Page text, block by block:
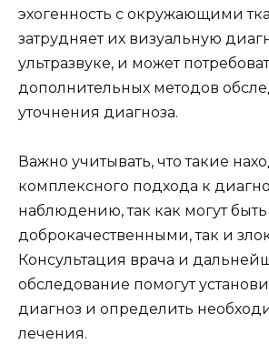
эхогенность с окружающими
затрудняет их визуальную
ультразвуке, и может
дополнительных методов
уточнения диагноза.
Важно учитывать, что такие
комплексного подхода к
наблюдению, так как могут быть
доброкачественными, так и
Консультация врача и
обследование помогут
диагноз и определить
лечения.